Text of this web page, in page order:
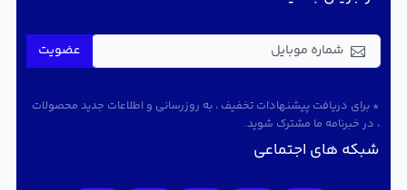
عضویت
* برای دریافت پیشنهادات تخفیف ، به روزرسانی و اطلاعات جدید محصولات
، در خبرنامه ما مشترک شوید.
شبکه های اجتماعی